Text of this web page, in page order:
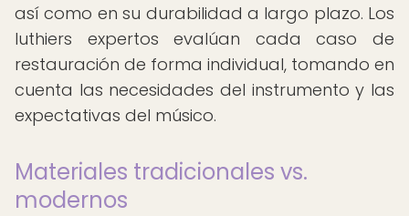
así como en su durabilidad a largo plazo. Los
luthiers expertos evalúan cada caso de
restauración de forma individual, tomando en
cuenta las necesidades del instrumento y las
expectativas del músico.
Materiales tradicionales vs.
modernos